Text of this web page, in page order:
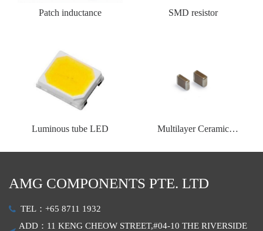
Patch inductance SMD resistor
Luminous tube LED
Multilayer Ceramic
AMG COMPONENTS PTE. LTD
TEL：+65 8711 1932
ADD：11 KENG CHEOW STREET,#04-10 THE RIVERSIDE